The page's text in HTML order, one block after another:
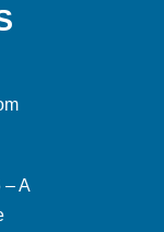
– A